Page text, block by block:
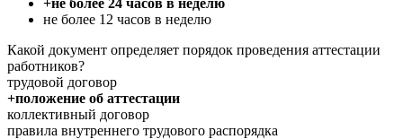
+не более 24 часов в неделю
не более 12 часов в неделю
Какой документ определяет порядок проведения аттестации
работников?
трудовой договор
+положение об аттестации
коллективный договор
правила внутреннего трудового распорядка